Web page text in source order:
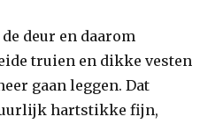
deur en daarom
truien en dikke vesten
gaan leggen. Dat
hartstikke fijn,